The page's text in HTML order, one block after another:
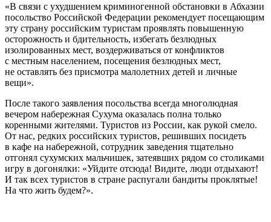
«В связи с ухудшением криминогенной обстановки в Абхазии
посольство Российской Федерации рекомендует посещающим
эту страну российским туристам проявлять повышенную
осторожность и бдительность, избегать безлюдных
изолированных мест, воздерживаться от конфликтов
с местным населением, посещения безлюдных мест,
не оставлять без присмотра малолетних детей и личные
вещи».
После такого заявления посольства всегда многолюдная
вечером набережная Сухума оказалась полна только
коренными жителями. Туристов из России, как рукой смело.
От нас, редких российских туристов, решивших посидеть
в кафе на набережной, сотрудник заведения тщательно
отгонял сухумских мальчишек, затеявших рядом со столиками
игру в догонялки: «Уйдите отсюда! Видите, люди отдыхают!
И так всех туристов в стране распугали бандиты проклятые!
На что жить будем?».